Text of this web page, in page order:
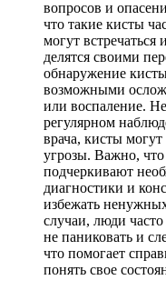
вопросов и
что такие кисты
могут
делятся своими
обнаружение
возможными
или воспаление.
регулярном
врача, кисты могут
угрозы. Важно,
подчеркивают
диагностики и
избежать
случаи, люди
не паниковать и
что помогает
понять свое